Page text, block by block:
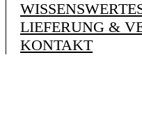
LIEFERUNG &
KONTAKT